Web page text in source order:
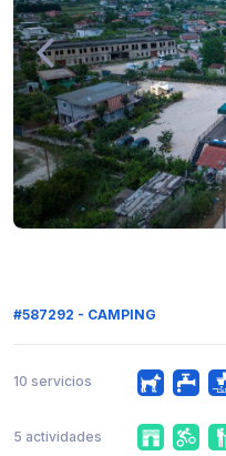
#587292 - CAMPING
10 servicios
5 actividades